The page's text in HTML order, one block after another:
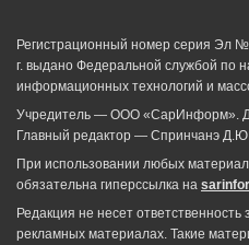
Регистрационный номер серия Эл
г. выдано Федеральной службой по
информационных технологий и
Учредитель — ООО «СарИнформ».
Главный редактор — Спринчанэ
При использовании любых
обязательна гиперссылка на
Редакция не несет
рекламных материалах. Такие